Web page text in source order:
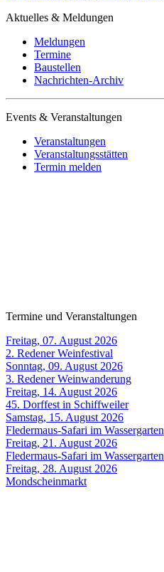
Aktuelles & Meldungen
Meldungen
Termine
Baustellen
Nachrichten-Archiv
Events & Veranstaltungen
Veranstaltungen
Veranstaltungsstätten
Termin melden
Termine und Veranstaltungen
Freitag, 07. August 2026
2. Redener Weinfestival
Sonntag, 09. August 2026
3. Redener Weinwanderung
Freitag, 14. August 2026
45. Dorffest in Schiffweiler
Samstag, 15. August 2026
Fledermaus-Safari im Wassergarten
Freitag, 21. August 2026
Fledermaus-Safari im Wassergarten
Freitag, 28. August 2026
Mondscheinmarkt